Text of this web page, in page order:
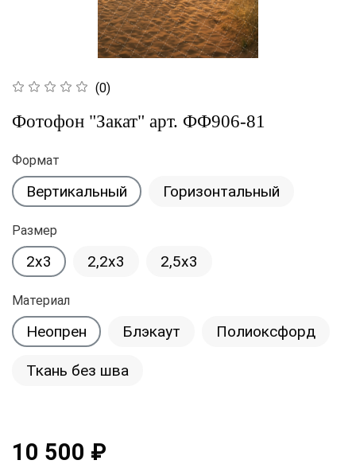
(0)
Фотофон "Закат" арт. ФФ906-81
Формат
Вертикальный Горизонтальный
Размер
2x3 2,2x3 2,5x3
Материал
Неопрен Блэкаут Полиоксфорд
Ткань без шва
10 500 ₽